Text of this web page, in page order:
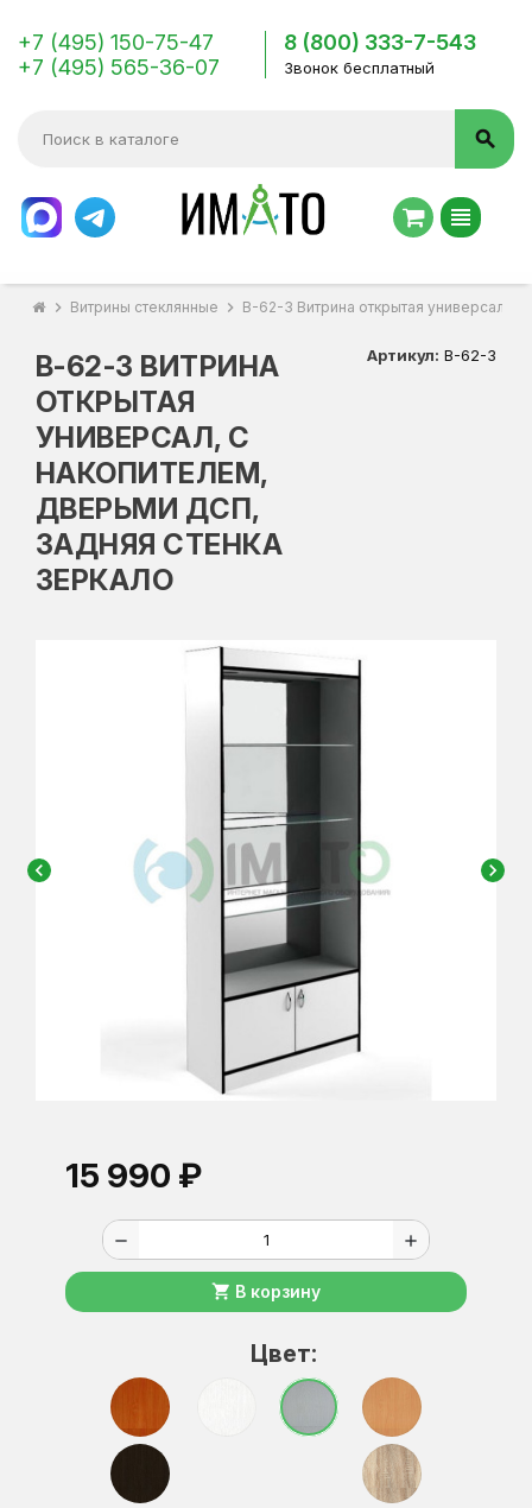
+7 (495) 150-75-47
+7 (495) 565-36-07
8 (800) 333-7-543
Звонок бесплатный
search
view_headline
chevron_right Витрины стеклянные chevron_right В-62-З Витрина открытая универсал, с
В-62-З ВИТРИНА
ОТКРЫТАЯ
УНИВЕРСАЛ, С
НАКОПИТЕЛЕМ,
ДВЕРЬМИ ДСП,
ЗАДНЯЯ СТЕНКА
ЗЕРКАЛО
Артикул: В-62-З
chevron_left chevron_right
15 990 ₽
remove add
shopping_cart В корзину
Цвет: